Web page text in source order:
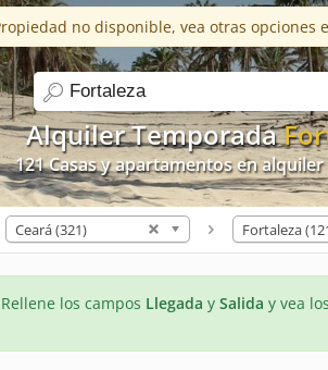
Alquiler Temporada
121 Casas y apartamentos en alquiler
search
Ayuda Apps Blog
no disponible, vea otras opciones
Ceará (321) Fortaleza
los campos Llegada y Salida y vea